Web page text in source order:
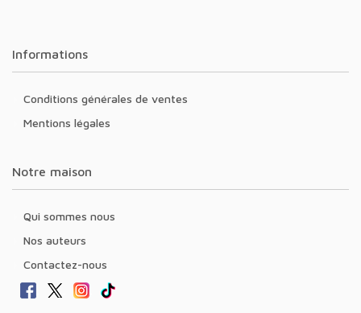
Informations
Conditions générales de ventes
Mentions légales
Notre maison
Qui sommes nous
Nos auteurs
Contactez-nous